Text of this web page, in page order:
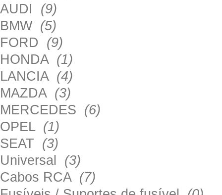
AUDI (9)
BMW (5)
FORD (9)
HONDA (1)
LANCIA (4)
MAZDA (3)
MERCEDES (6)
OPEL (1)
SEAT (3)
Universal (3)
Cabos RCA (7)